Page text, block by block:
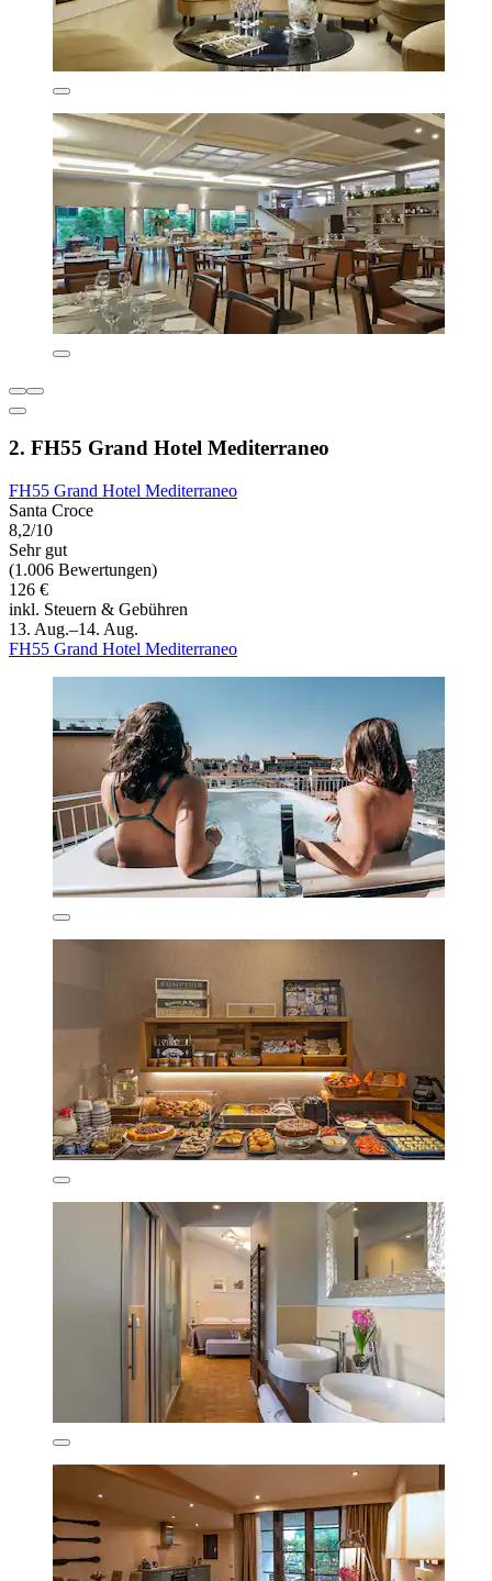
2. FH55 Grand Hotel Mediterraneo
FH55 Grand Hotel Mediterraneo
Santa Croce
8,2/10
Sehr gut
(1.006 Bewertungen)
126 €
inkl. Steuern & Gebühren
13. Aug.–14. Aug.
FH55 Grand Hotel Mediterraneo